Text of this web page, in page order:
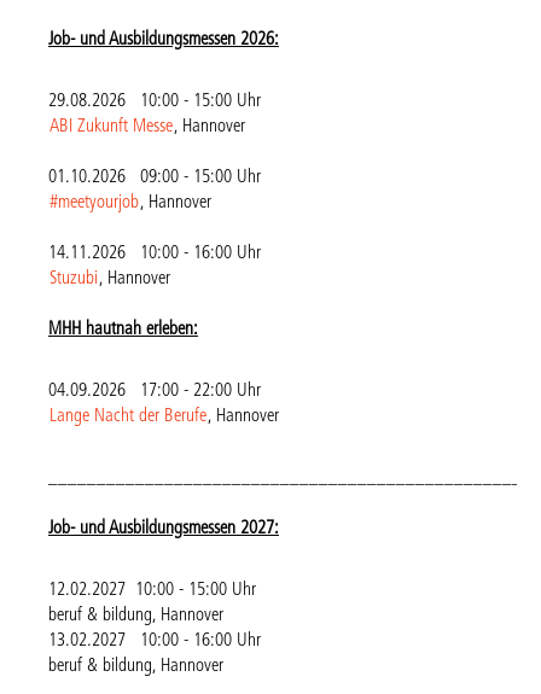
Job- und Ausbildungsmessen 2026:
29.08.2026 10:00 - 15:00 Uhr
ABI Zukunft Messe, Hannover
01.10.2026 09:00 - 15:00 Uhr
#meetyourjob, Hannover
14.11.2026 10:00 - 16:00 Uhr
Stuzubi, Hannover
MHH hautnah erleben:
04.09.2026 17:00 - 22:00 Uhr
Lange Nacht der Berufe, Hannover
Job- und Ausbildungsmessen 2027:
12.02.2027 10:00 - 15:00 Uhr
beruf & bildung, Hannover
13.02.2027 10:00 - 16:00 Uhr
beruf & bildung, Hannover